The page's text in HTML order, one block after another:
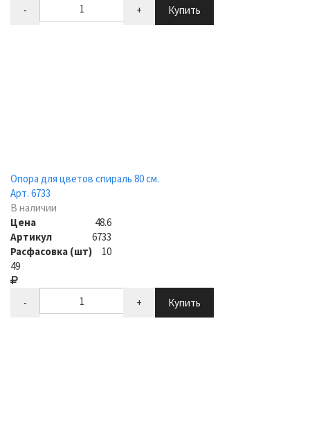
- + Купить
Опора для цветов спираль 80 см.
Арт. 6733
В наличии
Цена
48.6
Артикул
6733
Расфасовка (шт)
10
49
- + Купить